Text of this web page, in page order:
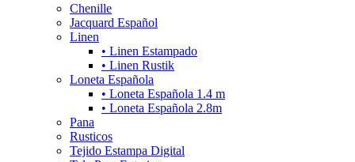
Chenille
Jacquard Español
Linen
• Linen Estampado
• Linen Rustik
Loneta Española
• Loneta Española 1.4 m
• Loneta Española 2.8m
Pana
Rusticos
Tejido Estampa Digital